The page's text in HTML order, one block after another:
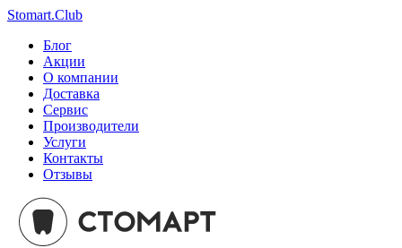
Stomart.Club
Блог
Акции
О компании
Доставка
Сервис
Производители
Услуги
Контакты
Отзывы